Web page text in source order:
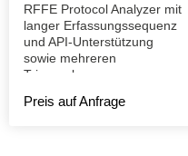
RFFE Protocol Analyzer mit
langer Erfassungssequenz
und API-Unterstützung
sowie mehreren
Triggerebenen.
Preis auf Anfrage